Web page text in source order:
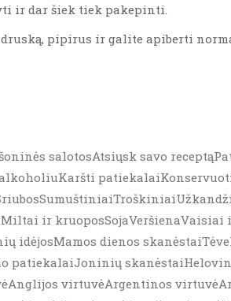
ir dar šiek tiek pakepinti.
pipirus ir galite apiberti
salotosAtsiųsk savo
ir kruoposSojaVeršienaVaisiai
idėjosMamos dienos
virtuvėArgentinos